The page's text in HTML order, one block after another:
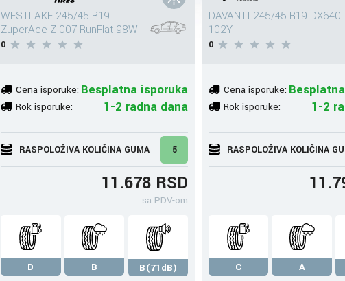
WESTLAKE 245/45 R19
ZuperAce Z-007 RunFlat 98W
0
Cena isporuke: Besplatna isporuka
Rok isporuke: 1-2 radna dana
RASPOLOŽIVA KOLIČINA GUMA 5
11.678 RSD
sa PDV-om
D B
B(71dB)
DAVANTI 245/45 R19 DX640
102Y
0
Cena isporuke:
Rok isporuke: 1-2
RASPOLOŽIVA KOLIČINA
C
A